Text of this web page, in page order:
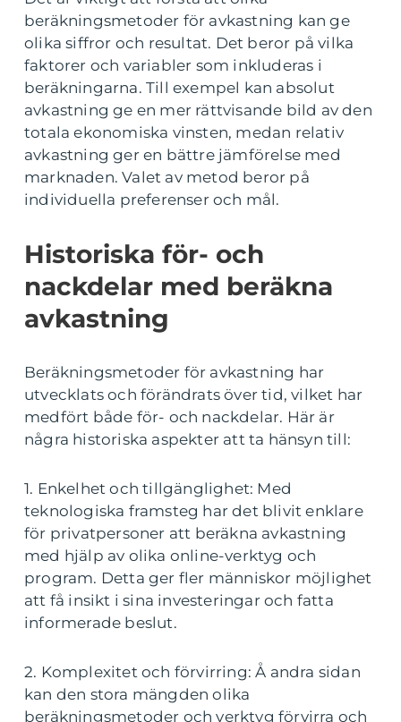
beräkningsmetoder för avkastning kan ge
olika siffror och resultat. Det beror på vilka
faktorer och variabler som inkluderas i
beräkningarna. Till exempel kan absolut
avkastning ge en mer rättvisande bild av den
totala ekonomiska vinsten, medan relativ
avkastning ger en bättre jämförelse med
marknaden. Valet av metod beror på
individuella preferenser och mål.
Historiska för- och
nackdelar med beräkna
avkastning
Beräkningsmetoder för avkastning har
utvecklats och förändrats över tid, vilket har
medfört både för- och nackdelar. Här är
några historiska aspekter att ta hänsyn till:
1. Enkelhet och tillgänglighet: Med
teknologiska framsteg har det blivit enklare
för privatpersoner att beräkna avkastning
med hjälp av olika online-verktyg och
program. Detta ger fler människor möjlighet
att få insikt i sina investeringar och fatta
informerade beslut.
2. Komplexitet och förvirring: Å andra sidan
kan den stora mängden olika
beräkningsmetoder och verktyg förvirra och